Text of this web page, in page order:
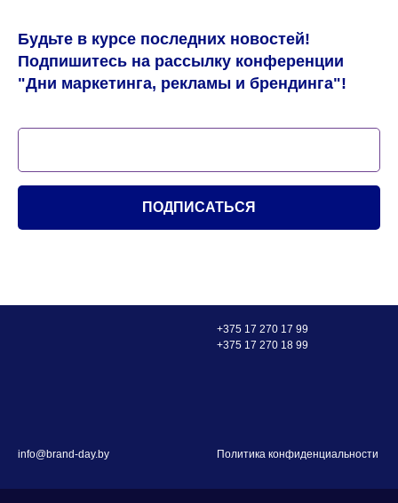
Будьте в курсе последних новостей!
Подпишитесь на рассылку конференции
"Дни маркетинга, рекламы и брендинга"!
ПОДПИСАТЬСЯ
+375 17 270 17 99
+375 17 270 18 99
info@brand-day.by Политика конфиденциальности